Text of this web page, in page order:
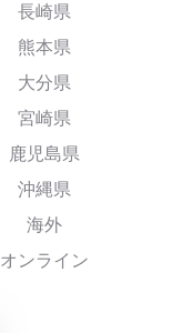
長崎県
熊本県
大分県
宮崎県
鹿児島県
沖縄県
海外
オンライン